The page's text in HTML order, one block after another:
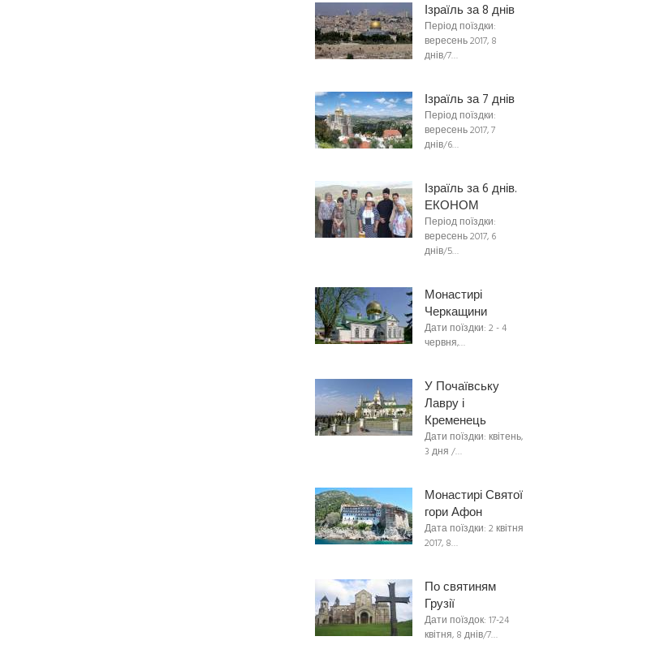
Ізраїль за 8 днів
Період поїздки:
вересень 2017, 8
днів/7…
Ізраїль за 7 днів
Період поїздки:
вересень 2017, 7
днів/6…
Ізраїль за 6 днів.
ЕКОНОМ
Період поїздки:
вересень 2017, 6
днів/5…
Монастирі
Черкащини
Дати поїздки: 2 - 4
червня,…
У Почаївську
Лавру і
Кременець
Дати поїздки: квітень,
3 дня /…
Монастирі Святої
гори Афон
Дата поїздки: 2 квітня
2017, 8…
По святиням
Грузії
Дати поїздок: 17-24
квітня, 8 днів/7…